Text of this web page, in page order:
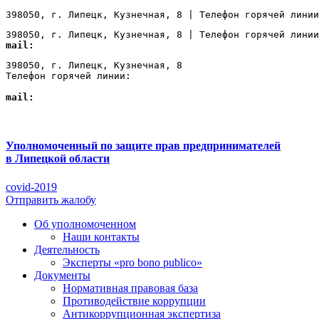
398050, г. Липецк, Кузнечная, 8 | Телефон горячей
398050, г. Липецк, Кузнечная, 8 | Телефон горячей
mail:
398050, г. Липецк, Кузнечная, 8
Телефон горячей линии:
mail:
Уполномоченный по защите прав предпринимателей
в Липецкой области
covid-2019
Отправить жалобу
Об уполномоченном
Наши контакты
Деятельность
Эксперты «pro bono publico»
Документы
Нормативная правовая база
Противодействие коррупции
Антикоррупционная экспертиза